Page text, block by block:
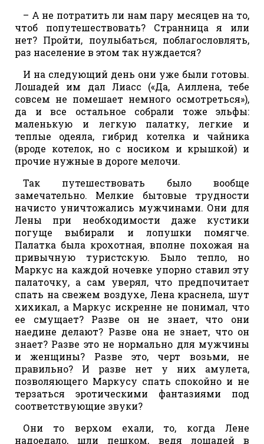
– А не потратить ли нам пару месяцев на то,
чтоб попутешествовать? Странница я или
нет? Пройти, поулыбаться, поблагословлять,
раз население в этом так нуждается?
И на следующий день они уже были готовы.
Лошадей им дал Лиасс («Да, Аиллена, тебе
совсем не помешает немного осмотреться»),
да и все остальное собрали тоже эльфы:
маленькую и легкую палатку, легкие и
теплые одеяла, гибрид котелка и чайника
(вроде котелок, но с носиком и крышкой) и
прочие нужные в дороге мелочи.
Так путешествовать было вообще
замечательно. Мелкие бытовые трудности
начисто уничтожались мужчинами. Они для
Лены при необходимости даже кустики
погуще выбирали и лопушки помягче.
Палатка была крохотная, вполне похожая на
привычную туристскую. Было тепло, но
Маркус на каждой ночевке упорно ставил эту
палаточку, а сам уверял, что предпочитает
спать на свежем воздухе, Лена краснела, шут
хихикал, а Маркус искренне не понимал, что
ее смущает? Разве он не знает, что они
наедине делают? Разве она не знает, что он
знает? Разве это не нормально для мужчины
и женщины? Разве это, черт возьми, не
правильно? И разве нет у них амулета,
позволяющего Маркусу спать спокойно и не
терзаться эротическими фантазиями под
соответствующие звуки?
Они то верхом ехали, то, когда Лене
надоедало, шли пешком, ведя лошадей в